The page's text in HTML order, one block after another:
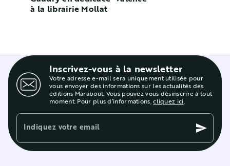
à la librairie Mollat
Inscrivez-vous à la newsletter
Votre adresse e-mail sera uniquement utilisée pour
vous envoyer des informations sur les actualités des
éditions Marabout. Vous pouvez vous désinscrire à tout
moment. Pour plus d’informations,cliquez ici.
Indiquez votre email send